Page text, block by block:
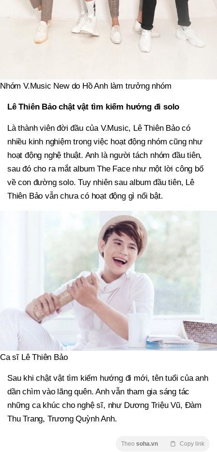
Nhóm V.Music New do Hồ Anh làm trưởng nhóm
Lê Thiên Bảo chật vật tìm kiếm hướng đi solo
Là thành viên đời đầu của V.Music, Lê Thiên Bảo có
nhiều kinh nghiệm trong việc hoạt động nhóm cũng như
hoạt động nghệ thuật. Anh là người tách nhóm đầu tiên,
sau đó cho ra mắt album The Face như một lời công bố
về con đường solo. Tuy nhiên sau album đầu tiên, Lê
Thiên Bảo vẫn chưa có hoạt động gì nổi bật.
Ca sĩ Lê Thiên Bảo
Sau khi chật vật tìm kiếm hướng đi mới, tên tuổi của anh
dần chìm vào lãng quên. Anh vẫn tham gia sáng tác
những ca khúc cho nghệ sĩ, như Dương Triệu Vũ, Đàm
Thu Trang, Trương Quỳnh Anh.
Theo soha.vn Copy link